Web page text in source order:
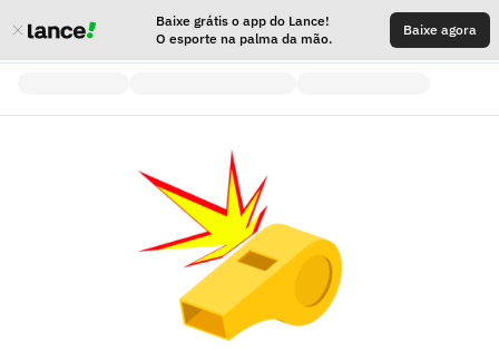
Baixe grátis o app do Lance!
O esporte na palma da mão.
Baixe agora